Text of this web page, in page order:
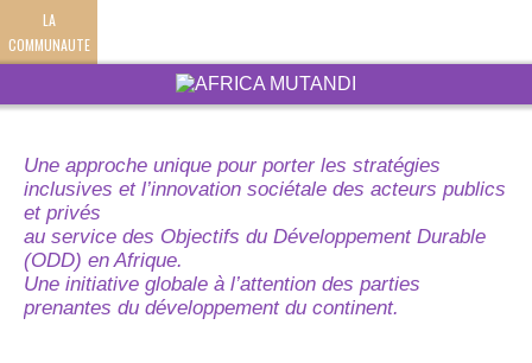
LA
COMMUNAUTE
Une approche unique pour porter les stratégies
inclusives et l’innovation sociétale des acteurs publics
et privés
au service des Objectifs du Développement Durable
(ODD) en Afrique.
Une initiative globale à l’attention des parties
prenantes du développement du continent.